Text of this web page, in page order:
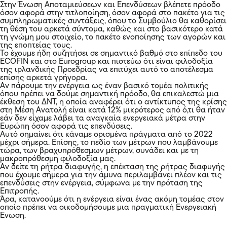
Στην Ένωση Αποταμιεύσεων και Επενδύσεων βλέπετε πρόοδο
όσον αφορά στην τιτλοποίηση, όσον αφορά στο πακέτο για τις
συμπληρωματικές συντάξεις, όπου το Συμβούλιο θα καθορίσει
τη θέση του αρκετά σύντομα, καθώς και στο βασικότερο κατά
τη γνώμη μου στοιχείο, το πακέτο ενοποίησης των αγορών και
της εποπτείας τους.
Το έχουμε ήδη συζητήσει σε σημαντικό βαθμό στο επίπεδο του
ECOFIN και στο Eurogroup και πιστεύω ότι είναι φιλοδοξία
της ιρλανδικής Προεδρίας να επιτύχει αυτό το αποτέλεσμα
επίσης αρκετά γρήγορα.
Αν πάρουμε την ενέργεια ως έναν βασικό τομέα πολιτικής
όπου πρέπει να δούμε σημαντική πρόοδο, θα επικαλεστώ μια
έκθεση του ΔΝΤ, η οποία αναφέρει ότι ο αντίκτυπος της κρίσης
στη Μέση Ανατολή είναι κατά 12% μικρότερος από ό,τι θα ήταν
εάν δεν είχαμε λάβει τα αναγκαία ενεργειακά μέτρα στην
Ευρώπη όσον αφορά τις επενδύσεις.
Αυτό σημαίνει ότι κάναμε ορισμένα πράγματα από το 2022
μέχρι σήμερα. Επίσης, το πεδίο των μέτρων που λαμβάνουμε
τώρα, των βραχυπρόθεσμων μέτρων, συνάδει και με τη
μακροπρόθεσμη φιλοδοξία μας.
Αν δείτε τη ρήτρα διαφυγής, η επέκταση της ρήτρας διαφυγής
που έχουμε σήμερα για την άμυνα περιλαμβάνει πλέον και τις
επενδύσεις στην ενέργεια, σύμφωνα με την πρόταση της
Επιτροπής.
Άρα, κατανοούμε ότι η ενέργεια είναι ένας ακόμη τομέας στον
οποίο πρέπει να οικοδομήσουμε μια πραγματική Ενεργειακή
Ένωση.